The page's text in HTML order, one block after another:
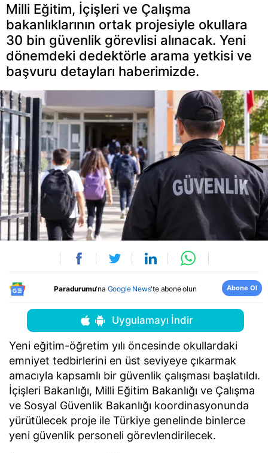
Milli Eğitim, İçişleri ve Çalışma
bakanlıklarının ortak projesiyle okullara
30 bin güvenlik görevlisi alınacak. Yeni
dönemdeki dedektörle arama yetkisi ve
başvuru detayları haberimizde.
Paradurumu'na Google News'te abone olun Abone Ol
Uygulamayı İndir
Yeni eğitim-öğretim yılı öncesinde okullardaki
emniyet tedbirlerini en üst seviyeye çıkarmak
amacıyla kapsamlı bir güvenlik çalışması başlatıldı.
İçişleri Bakanlığı, Milli Eğitim Bakanlığı ve Çalışma
ve Sosyal Güvenlik Bakanlığı koordinasyonunda
yürütülecek proje ile Türkiye genelinde binlerce
yeni güvenlik personeli görevlendirilecek.